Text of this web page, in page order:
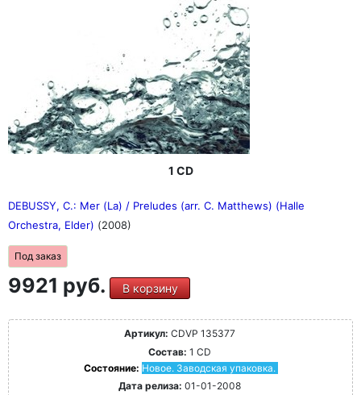
1 CD
DEBUSSY, C.: Mer (La) / Preludes (arr. C. Matthews) (Halle
Orchestra, Elder) (2008)
Под заказ
9921 руб. В корзину
Артикул: CDVP 135377
Состав: 1 CD
Состояние: Новое. Заводская упаковка.
Дата релиза: 01-01-2008